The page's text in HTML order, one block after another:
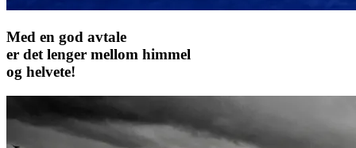
Med en god avtale
er det lenger mellom himmel
og helvete!